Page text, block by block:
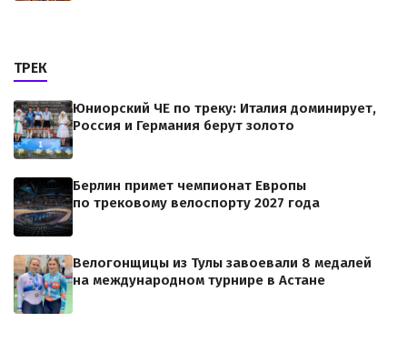
ТРЕК
Юниорский ЧЕ по треку: Италия доминирует,
Россия и Германия берут золото
Берлин примет чемпионат Европы
по трековому велоспорту 2027 года
Велогонщицы из Тулы завоевали 8 медалей
на международном турнире в Астане